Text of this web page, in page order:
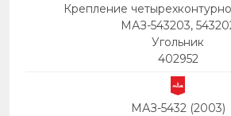
Крепление
МАЗ-543203,
Угольник
402952
МАЗ-5432 (2003)